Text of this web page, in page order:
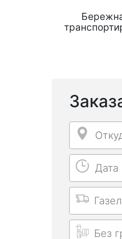
Откуда
Дата иДата
Выбрать